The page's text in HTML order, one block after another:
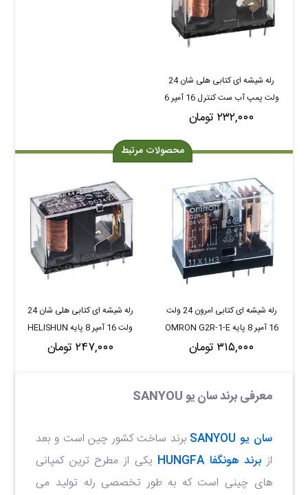
رله شیشه ای کتابی هلی شان 24
ولت پمپ آب ست کنترل 16 آمپر 6
پایه HELISHUN HLS-14F2L-
۲۳۲,۰۰۰ تومان
محصولات مرتبط
رله شیشه ای کتابی امرون 24 ولت
16 آمپر 8 پایه OMRON G2R-1-E
۳۱۵,۰۰۰ تومان
رله شیشه ای کتابی هلی شان 24
ولت 16 آمپر 8 پایه HELISHUN
HLS-14F2L-DC24V-C
۲۴۷,۰۰۰ تومان
معرفی برند سان یو SANYOU
سان یو SANYOU
برند ساخت کشور چین است و بعد
از برند هونگفا HUNGFA
یکی از مطرح ترین کمپانی
های چینی است که به طور تخصصی رله تولید می